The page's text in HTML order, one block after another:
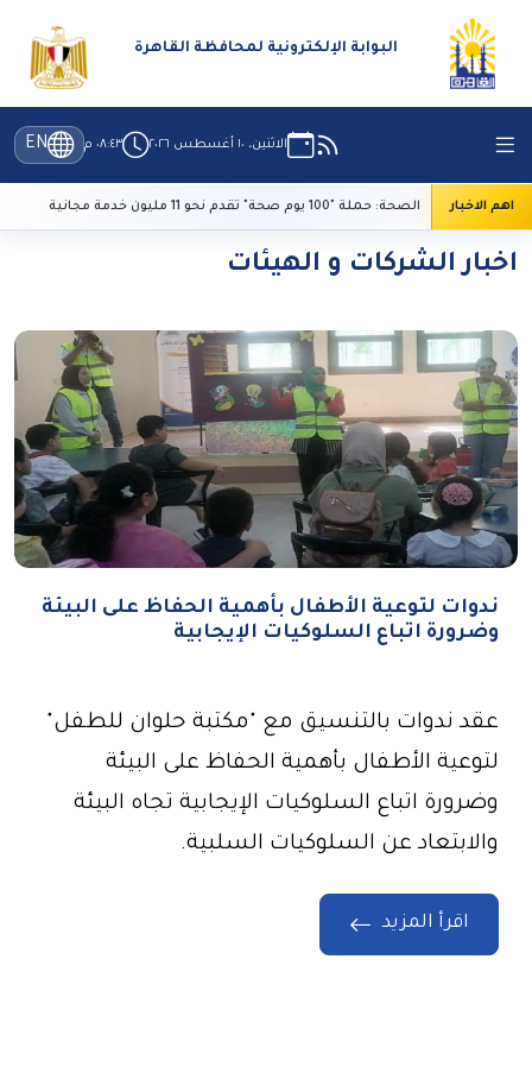
البوابة الإلكترونية لمحافظة القاهرة
الاثنين، ١٠ أغسطس ٢٠٢٦ ٠٨:٤٣ م EN
اهم الاخبارالصحة: حملة "100 يوم صحة" تقدم نحو 11 مليون خدمة مجانية
اخبار الشركات و الهيئات
ندوات لتوعية الأطفال بأهمية الحفاظ على البيئة
وضرورة اتباع السلوكيات الإيجابية
عقد ندوات بالتنسيق مع "مكتبة حلوان للطفل"
لتوعية الأطفال بأهمية الحفاظ على البيئة
وضرورة اتباع السلوكيات الإيجابية تجاه البيئة
والابتعاد عن السلوكيات السلبية.
اقرأ المزيد